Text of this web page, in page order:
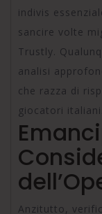
indivis
sancire volte
Trustly.
analisi
che razza di
giocatori italiani.
Anzitutto,